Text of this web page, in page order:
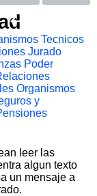
Tecnicos
Jurado
Poder
Organismos
y
leer las
algun texto
un mensaje a